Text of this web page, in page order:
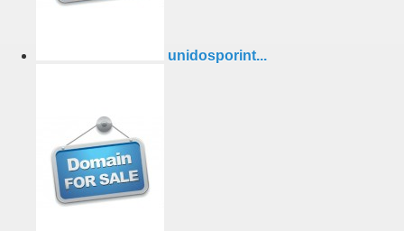
unidosporint...